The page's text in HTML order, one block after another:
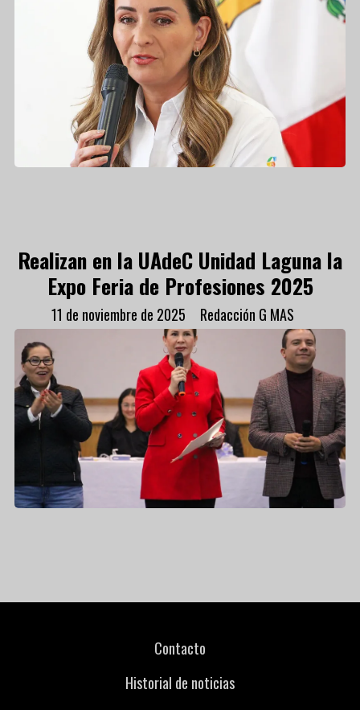
Realizan en la UAdeC Unidad Laguna la
Expo Feria de Profesiones 2025
Redacción G MAS
11 de noviembre de 2025
Contacto
Historial de noticias